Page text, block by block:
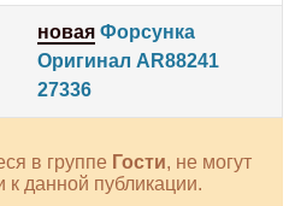
новая Форсунка
Оригинал AR88241
27336
в группе Гости, не могут
к данной публикации.